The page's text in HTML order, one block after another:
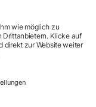
und